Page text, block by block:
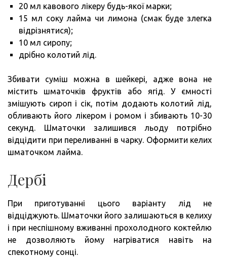
20 мл кавового лікеру будь-якої марки;
15 мл соку лайма чи лимона (смак буде злегка
відрізнятися);
10 мл сиропу;
дрібно колотий лід.
Збивати суміш можна в шейкері, адже вона не
містить шматочків фруктів або ягід. У ємності
змішують сироп і сік, потім додають колотий лід,
обливають його лікером і ромом і збивають 10-30
секунд. Шматочки залишився льоду потрібно
відцідити при переливанні в чарку. Оформити келих
шматочком лайма.
Дербі
При приготуванні цього варіанту лід не
відціджують. Шматочки його залишаються в келиху
і при неспішному вживанні прохолодного коктейлю
не дозволяють йому нагріватися навіть на
спекотному сонці.